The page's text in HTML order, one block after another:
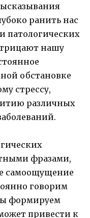
ранить нас
патологических
нашу
обстановке
стрессу,
различных
фразами,
самоощущение
говорим
формируем
привести к